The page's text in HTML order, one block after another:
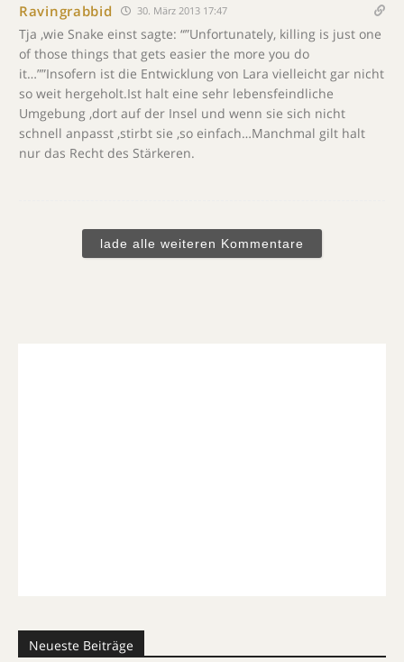
Ravingrabbid 30. März 2013 17:47
Tja ,wie Snake einst sagte: “”Unfortunately, killing is just one
of those things that gets easier the more you do
it…””Insofern ist die Entwicklung von Lara vielleicht gar nicht
so weit hergeholt.Ist halt eine sehr lebensfeindliche
Umgebung ,dort auf der Insel und wenn sie sich nicht
schnell anpasst ,stirbt sie ,so einfach…Manchmal gilt halt
nur das Recht des Stärkeren.
lade alle weiteren Kommentare
Neueste Beiträge